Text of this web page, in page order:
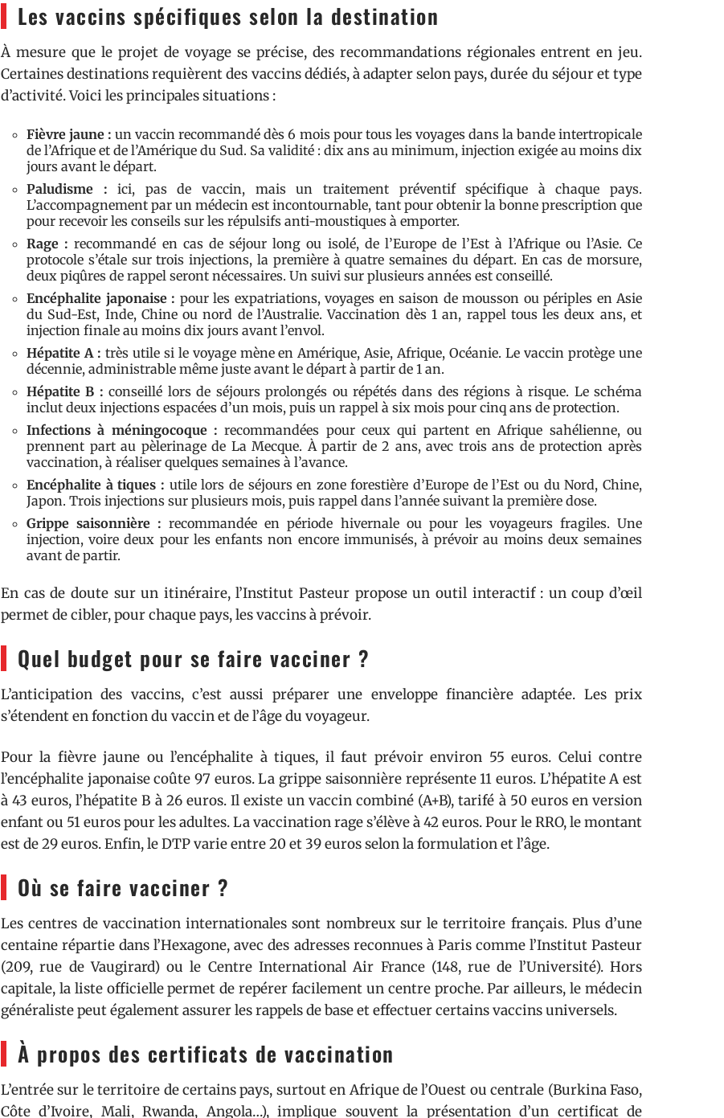
Les vaccins spécifiques selon la destination
À mesure que le projet de voyage se précise, des recommandations régionales entrent en jeu.
Certaines destinations requièrent des vaccins dédiés, à adapter selon pays, durée du séjour et type
d’activité. Voici les principales situations :
Fièvre jaune : un vaccin recommandé dès 6 mois pour tous les voyages dans la bande intertropicale
de l’Afrique et de l’Amérique du Sud. Sa validité : dix ans au minimum, injection exigée au moins dix
jours avant le départ.
Paludisme : ici, pas de vaccin, mais un traitement préventif spécifique à chaque pays.
L’accompagnement par un médecin est incontournable, tant pour obtenir la bonne prescription que
pour recevoir les conseils sur les répulsifs anti-moustiques à emporter.
Rage : recommandé en cas de séjour long ou isolé, de l’Europe de l’Est à l’Afrique ou l’Asie. Ce
protocole s’étale sur trois injections, la première à quatre semaines du départ. En cas de morsure,
deux piqûres de rappel seront nécessaires. Un suivi sur plusieurs années est conseillé.
Encéphalite japonaise : pour les expatriations, voyages en saison de mousson ou périples en Asie
du Sud-Est, Inde, Chine ou nord de l’Australie. Vaccination dès 1 an, rappel tous les deux ans, et
injection finale au moins dix jours avant l’envol.
Hépatite A : très utile si le voyage mène en Amérique, Asie, Afrique, Océanie. Le vaccin protège une
décennie, administrable même juste avant le départ à partir de 1 an.
Hépatite B : conseillé lors de séjours prolongés ou répétés dans des régions à risque. Le schéma
inclut deux injections espacées d’un mois, puis un rappel à six mois pour cinq ans de protection.
Infections à méningocoque : recommandées pour ceux qui partent en Afrique sahélienne, ou
prennent part au pèlerinage de La Mecque. À partir de 2 ans, avec trois ans de protection après
vaccination, à réaliser quelques semaines à l’avance.
Encéphalite à tiques : utile lors de séjours en zone forestière d’Europe de l’Est ou du Nord, Chine,
Japon. Trois injections sur plusieurs mois, puis rappel dans l’année suivant la première dose.
Grippe saisonnière : recommandée en période hivernale ou pour les voyageurs fragiles. Une
injection, voire deux pour les enfants non encore immunisés, à prévoir au moins deux semaines
avant de partir.
En cas de doute sur un itinéraire, l’Institut Pasteur propose un outil interactif : un coup d’œil
permet de cibler, pour chaque pays, les vaccins à prévoir.
Quel budget pour se faire vacciner ?
L’anticipation des vaccins, c’est aussi préparer une enveloppe financière adaptée. Les prix
s’étendent en fonction du vaccin et de l’âge du voyageur.
Pour la fièvre jaune ou l’encéphalite à tiques, il faut prévoir environ 55 euros. Celui contre
l’encéphalite japonaise coûte 97 euros. La grippe saisonnière représente 11 euros. L’hépatite A est
à 43 euros, l’hépatite B à 26 euros. Il existe un vaccin combiné (A+B), tarifé à 50 euros en version
enfant ou 51 euros pour les adultes. La vaccination rage s’élève à 42 euros. Pour le RRO, le montant
est de 29 euros. Enfin, le DTP varie entre 20 et 39 euros selon la formulation et l’âge.
Où se faire vacciner ?
Les centres de vaccination internationales sont nombreux sur le territoire français. Plus d’une
centaine répartie dans l’Hexagone, avec des adresses reconnues à Paris comme l’Institut Pasteur
(209, rue de Vaugirard) ou le Centre International Air France (148, rue de l’Université). Hors
capitale, la liste officielle permet de repérer facilement un centre proche. Par ailleurs, le médecin
généraliste peut également assurer les rappels de base et effectuer certains vaccins universels.
À propos des certificats de vaccination
L’entrée sur le territoire de certains pays, surtout en Afrique de l’Ouest ou centrale (Burkina Faso,
Côte d’Ivoire, Mali, Rwanda, Angola…), implique souvent la présentation d’un certificat de